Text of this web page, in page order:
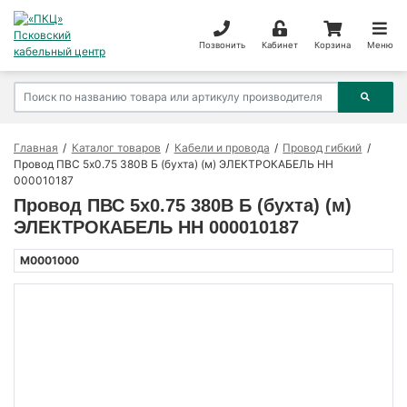
Позвонить Кабинет Корзина Меню
Главная Каталог товаров Кабели и провода
Провод гибкий
Провод ПВС 5х0.75 380В Б (бухта) (м) ЭЛЕКТРОКАБЕЛЬ НН
000010187
Провод ПВС 5х0.75 380В Б (бухта) (м)
ЭЛЕКТРОКАБЕЛЬ НН 000010187
M0001000